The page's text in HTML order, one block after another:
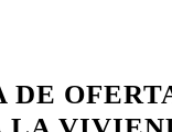
DE